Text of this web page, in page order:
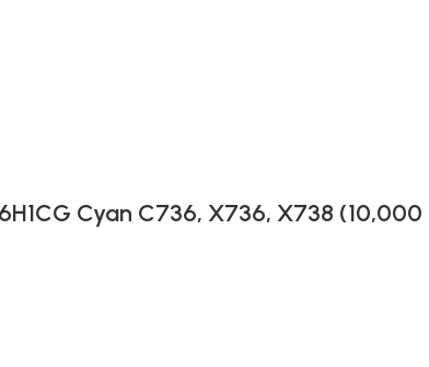
Cyan C736, X736, X738 (10,000